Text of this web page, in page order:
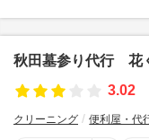
秋田墓参り代行 花
3.02
クリーニング 便利屋・代